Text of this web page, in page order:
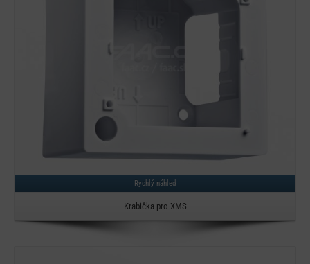
Rychlý náhled
Krabička pro XMS